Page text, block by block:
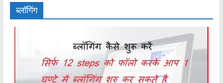
ब्लॉगिंग